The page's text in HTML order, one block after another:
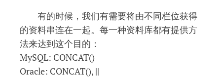
有的时候，我们有需要将由不同栏位获得
的资料串连在一起。每一种资料库都有提供方
法来达到这个目的：
MySQL: CONCAT()
Oracle: CONCAT(), ||